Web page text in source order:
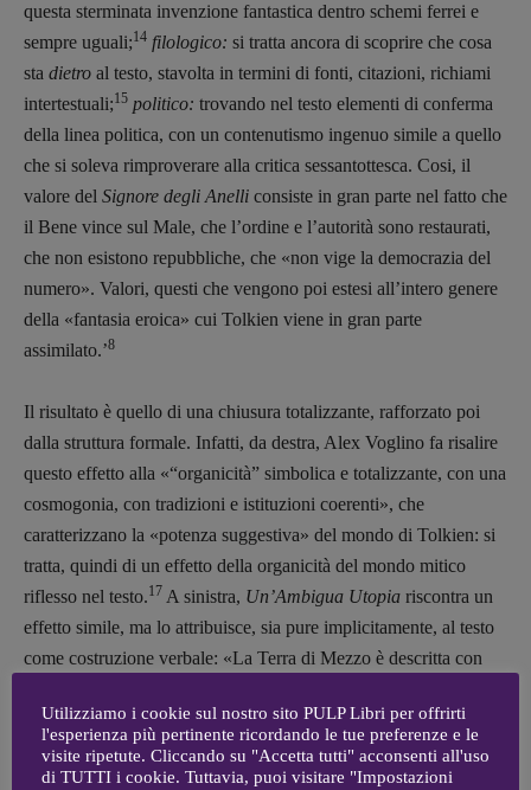
Case editrici e coordinamento
recensioni:
Elio Grasso[eliovoyager@gmail.com]
Coordinamento Primo Piano:
Elisabetta Michielin
[michielin.elisabetta@gmail.com]
[anna.dare.comunicazione@gmail.com]
Coordinamento Fumetti:
Fabio Malagnini
[fabio.malagnini@gmail.
media:
ARCHIVIO E AUTORI
questa sterminata invenzione fantastica dentro schemi ferrei e
sempre uguali;14 filologico: si tratta ancora di scoprire che cosa
sta dietro al testo, stavolta in termini di fonti, citazioni, richiami
intertestuali;15 politico: trovando nel testo elementi di conferma
della linea politica, con un contenutismo ingenuo simile a quello
che si soleva rimproverare alla critica sessantottesca. Cosi, il
valore del Signore degli Anelli consiste in gran parte nel fatto che
il Bene vince sul Male, che l’ordine e l’autorità sono restaurati,
che non esistono repubbliche, che «non vige la democrazia del
numero». Valori, questi che vengono poi estesi all’intero genere
della «fantasia eroica» cui Tolkien viene in gran parte
assimilato.’8
Il risultato è quello di una chiusura totalizzante, rafforzato poi
dalla struttura formale. Infatti, da destra, Alex Voglino fa risalire
questo effetto alla «“organicità” simbolica e totalizzante, con una
cosmogonia, con tradizioni e istituzioni coerenti», che
caratterizzano la «potenza suggestiva» del mondo di Tolkien: si
tratta, quindi di un effetto della organicità del mondo mitico
riflesso nel testo.17 A sinistra, Un’Ambigua Utopia riscontra un
effetto simile, ma lo attribuisce, sia pure implicitamente, al testo
come costruzione verbale: «La Terra di Mezzo è descritta con
cronologie, alfabeti e lingue vengono ricostruiti minuziosamente.
L’impressione che ci domina, chiuso il massiccio volume, è
quella di un universo chiuso, totale, in cui anche il riferimento a
Utilizziamo i cookie sul nostro sito PULP Libri per offrirti
l'esperienza più pertinente ricordando le tue preferenze e le
visite ripetute. Cliccando su "Accetta tutti" acconsenti all'uso
di TUTTI i cookie. Tuttavia, puoi visitare "Impostazioni